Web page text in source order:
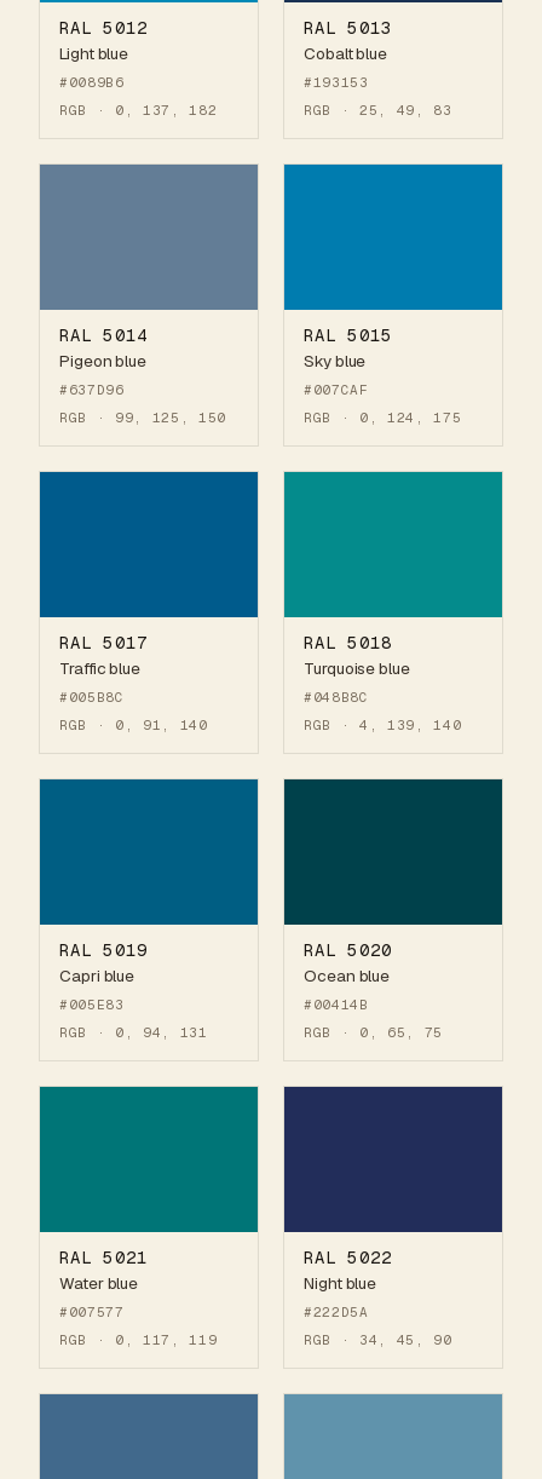
RAL 5012
Light blue
#0089B6
RGB · 0, 137, 182
RAL 5013
Cobalt blue
#193153
RGB · 25, 49, 83
RAL 5014
Pigeon blue
#637D96
RGB · 99, 125, 150
RAL 5015
Sky blue
#007CAF
RGB · 0, 124, 175
RAL 5017
Traffic blue
#005B8C
RGB · 0, 91, 140
RAL 5018
Turquoise blue
#048B8C
RGB · 4, 139, 140
RAL 5019
Capri blue
#005E83
RGB · 0, 94, 131
RAL 5020
Ocean blue
#00414B
RGB · 0, 65, 75
RAL 5021
Water blue
#007577
RGB · 0, 117, 119
RAL 5022
Night blue
#222D5A
RGB · 34, 45, 90